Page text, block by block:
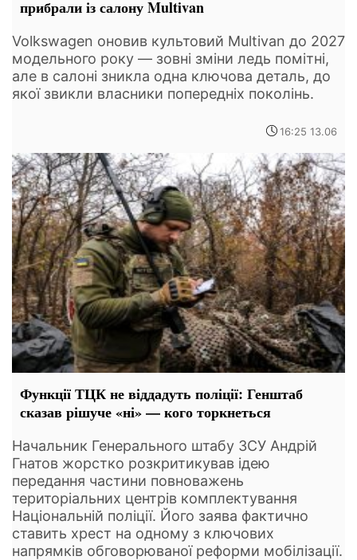
прибрали із салону Multivan
Volkswagen оновив культовий Multivan до 2027
модельного року — зовні зміни ледь помітні,
але в салоні зникла одна ключова деталь, до
якої звикли власники попередніх поколінь.
16:25 13.06
Функції ТЦК не віддадуть поліції: Генштаб
сказав рішуче «ні» — кого торкнеться
Начальник Генерального штабу ЗСУ Андрій
Гнатов жорстко розкритикував ідею
передання частини повноважень
територіальних центрів комплектування
Національній поліції. Його заява фактично
ставить хрест на одному з ключових
напрямків обговорюваної реформи мобілізації.